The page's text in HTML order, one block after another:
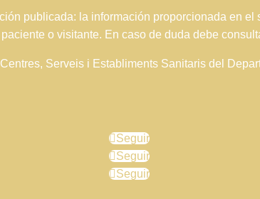
publicada: la información proporcionada en
o visitante. En caso de duda debe
Serveis i Establiments Sanitaris del
Seguir
Seguir
Seguir